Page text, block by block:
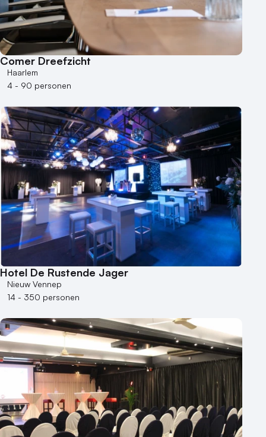
Comer Dreefzicht
Haarlem
4 - 90 personen
Hotel De Rustende Jager
Nieuw Vennep
14 - 350 personen